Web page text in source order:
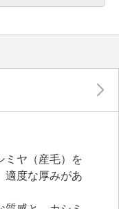
ミヤ（産毛）を
適度な厚みがあ